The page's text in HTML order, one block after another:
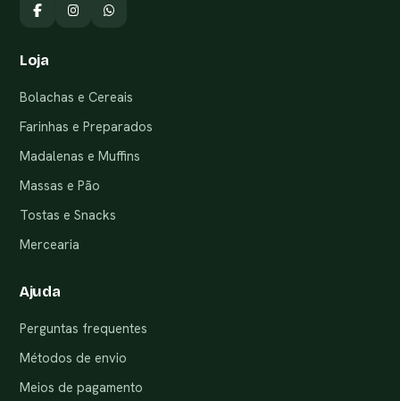
Loja
Bolachas e Cereais
Farinhas e Preparados
Madalenas e Muffins
Massas e Pão
Tostas e Snacks
Mercearia
Ajuda
Perguntas frequentes
Métodos de envio
Meios de pagamento